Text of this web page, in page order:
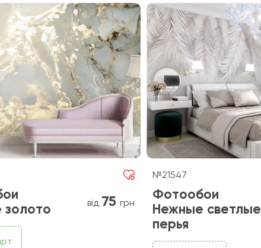
від 75 грн
№21547
Фотообои
Нежные светлые
перья